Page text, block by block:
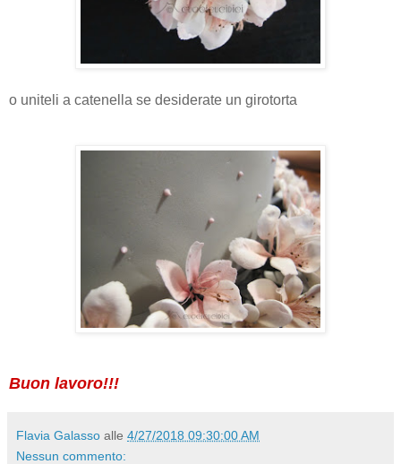
o uniteli a catenella se desiderate un girotorta
Buon lavoro!!!
Flavia Galasso alle 4/27/2018 09:30:00 AM
Nessun commento: